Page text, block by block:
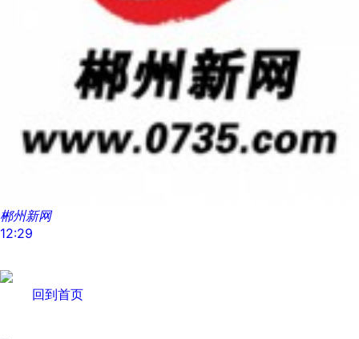
郴州新网
12:29
回到首页